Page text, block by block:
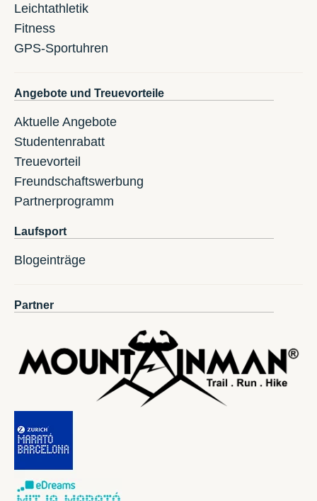
Leichtathletik
Fitness
GPS-Sportuhren
Angebote und Treuevorteile
Aktuelle Angebote
Studentenrabatt
Treuevorteil
Freundschaftswerbung
Partnerprogramm
Laufsport
Blogeinträge
Partner